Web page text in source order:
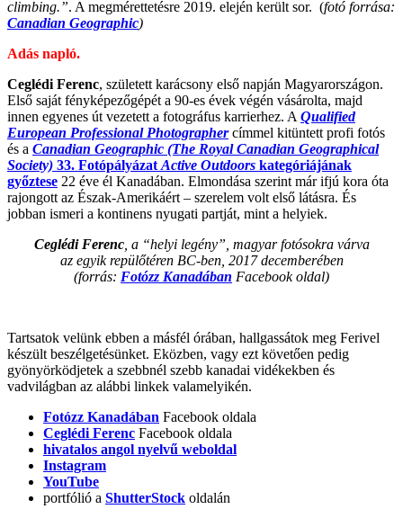
climbing.”. A megmérettetésre 2019. elején került sor. (fotó forrása:
Canadian Geographic)
Adás napló.
Ceglédi Ferenc, született karácsony első napján Magyarországon.
Első saját fényképezőgépét a 90-es évek végén vásárolta, majd
innen egyenes út vezetett a fotográfus karrierhez. A Qualified
European Professional Photographercímmel kitüntett profi fotós
és a Canadian Geographic (The Royal Canadian Geographical
Society) 33. Fotópályázat Active Outdoors kategóriájának
győztese 22 éve él Kanadában. Elmondása szerint már ifjú kora óta
rajongott az Észak-Amerikáért – szerelem volt első látásra. És
jobban ismeri a kontinens nyugati partját, mint a helyiek.
Ceglédi Ferenc, a “helyi legény”, magyar fotósokra várva
az egyik repülőtéren BC-ben, 2017 decemberében
(forrás: Fotózz Kanadában Facebook oldal)
Tartsatok velünk ebben a másfél órában, hallgassátok meg Ferivel
készült beszélgetésünket. Eközben, vagy ezt követően pedig
gyönyörködjetek a szebbnél szebb kanadai vidékekben és
vadvilágban az alábbi linkek valamelyikén.
Fotózz Kanadában Facebook oldala
Ceglédi Ferenc Facebook oldala
hivatalos angol nyelvű weboldal
Instagram
YouTube
portfólió a ShutterStock oldalán